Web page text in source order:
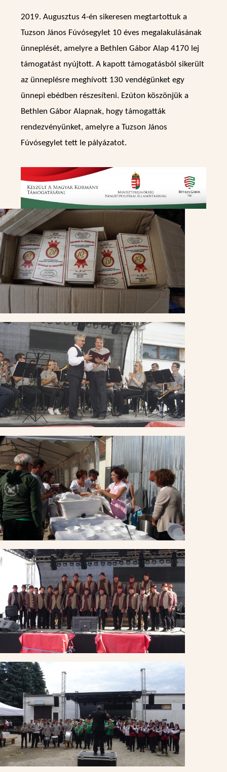
2019. Augusztus 4-én sikeresen megtartottuk a
Tuzson János Fúvósegylet 10 éves megalakulásának
ünneplését, amelyre a Bethlen Gábor Alap 4170 lej
támogatást nyújtott. A kapott támogatásból sikerült
az ünneplésre meghívott 130 vendégünket egy
ünnepi ebédben részesíteni. Ezúton köszönjük a
Bethlen Gábor Alapnak, hogy támogatták
rendezvényünket, amelyre a Tuzson János
Fúvósegylet tett le pályázatot.